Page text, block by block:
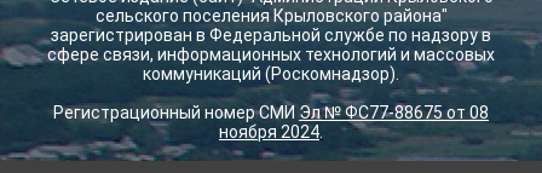
сельского поселения Крыловского района"
зарегистрирован в Федеральной службе по надзору в
сфере связи, информационных технологий и массовых
коммуникаций (Роскомнадзор).
Регистрационный номер СМИ Эл № ФС77-88675 от 08
ноября 2024